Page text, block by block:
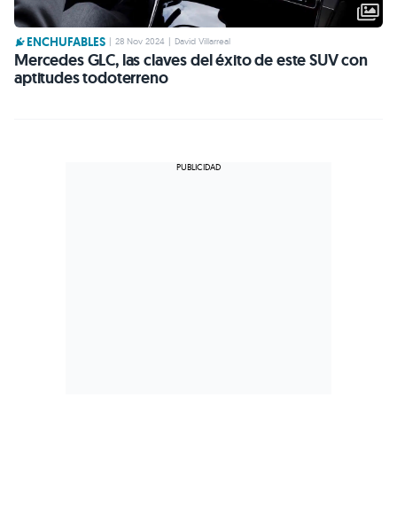
ENCHUFABLES | 28 Nov 2024 | David Villarreal
Mercedes GLC, las claves del éxito de este SUV con
aptitudes todoterreno